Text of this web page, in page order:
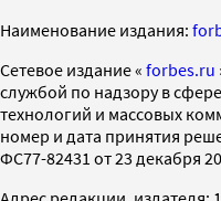
Наименование издания:
Cетевое издание « forbes.ru
службой по надзору в
технологий и массовых
номер и дата принятия
ФС77-82431 от 23 декабря